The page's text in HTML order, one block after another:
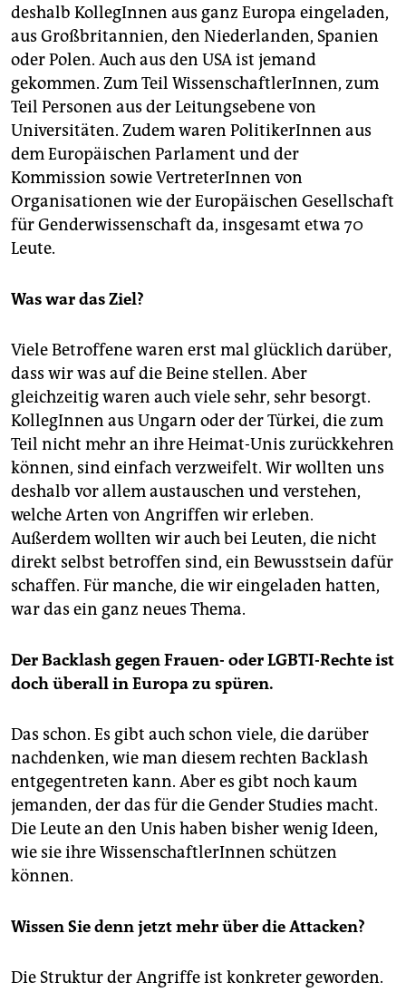
deshalb KollegInnen aus ganz Europa eingeladen,
aus Großbritannien, den Niederlanden, Spanien
oder Polen. Auch aus den USA ist jemand
gekommen. Zum Teil WissenschaftlerInnen, zum
Teil Personen aus der Leitungsebene von
Universitäten. Zudem waren PolitikerInnen aus
dem Europäischen Parlament und der
Kommission sowie VertreterInnen von
Organisationen wie der Europäischen Gesellschaft
für Genderwissenschaft da, insgesamt etwa 70
Leute.
Was war das Ziel?
Viele Betroffene waren erst mal glücklich darüber,
dass wir was auf die Beine stellen. Aber
gleichzeitig waren auch viele sehr, sehr besorgt.
KollegInnen aus Ungarn oder der Türkei, die zum
Teil nicht mehr an ihre Heimat-Unis zurückkehren
können, sind einfach verzweifelt. Wir wollten uns
deshalb vor allem austauschen und verstehen,
welche Arten von Angriffen wir erleben.
Außerdem wollten wir auch bei Leuten, die nicht
direkt selbst betroffen sind, ein Bewusstsein dafür
schaffen. Für manche, die wir eingeladen hatten,
war das ein ganz neues Thema.
Der Backlash gegen Frauen- oder LGBTI-Rechte ist
doch überall in Europa zu spüren.
Das schon. Es gibt auch schon viele, die darüber
nachdenken, wie man diesem rechten Backlash
entgegentreten kann. Aber es gibt noch kaum
jemanden, der das für die Gender Studies macht.
Die Leute an den Unis haben bisher wenig Ideen,
wie sie ihre WissenschaftlerInnen schützen
können.
Wissen Sie denn jetzt mehr über die Attacken?
Die Struktur der Angriffe ist konkreter geworden.